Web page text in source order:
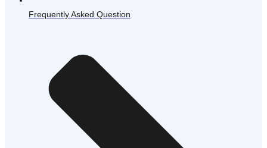
Frequently Asked Question